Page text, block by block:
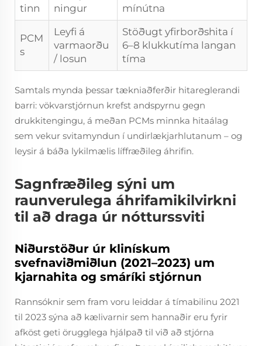
tinn
ningur
mínútna
PCM
s
Leyfi á
varmaorðu
/ losun
Stöðugt yfirborðshita í
6–8 klukkutíma langan
tíma
Samtals mynda þessar tækniaðferðir hitareglerandi
barri: vökvarstjórnun krefst andspyrnu gegn
drukkitengingu, á meðan PCMs minnka hitaálag
sem vekur svitamyndun í undirlækjarhlutanum – og
leysir á báða lykilmælis líffræðileg áhrifin.
Sagnfræðileg sýni um
raunverulega áhrifamikilvirkni
til að draga úr nótturssviti
Niðurstöður úr klinískum
svefnaviðmiðlun (2021–2023) um
kjarnahita og smáríki stjórnun
Rannsóknir sem fram voru leiddar á tímabilinu 2021
til 2023 sýna að kælivarnir sem hannaðir eru fyrir
afköst geti örugglega hjálpað til við að stjórna